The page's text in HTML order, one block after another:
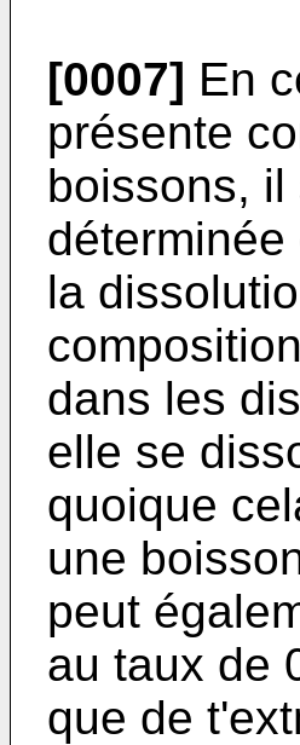
[0007] En
présente
boissons,
la
dans les
elle se
quoique
une
peut
au taux de
que de